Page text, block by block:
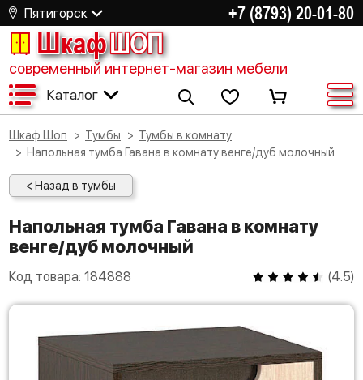
Пятигорск +7 (8793) 20-01-80
ШкафШОП
современный интернет-магазин мебели
Каталог
Шкаф Шоп Тумбы
Тумбы в комнату
Напольная тумба Гавана в комнату венге/дуб молочный
< Назад в тумбы
Напольная тумба Гавана в комнату
венге/дуб молочный
Код товара: 184888 (4.5)